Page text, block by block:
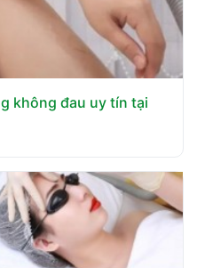
không đau uy tín tại